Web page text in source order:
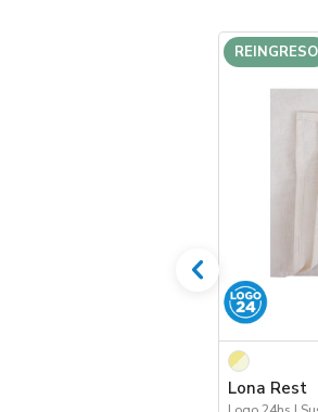
REINGRESO
Lona Rest